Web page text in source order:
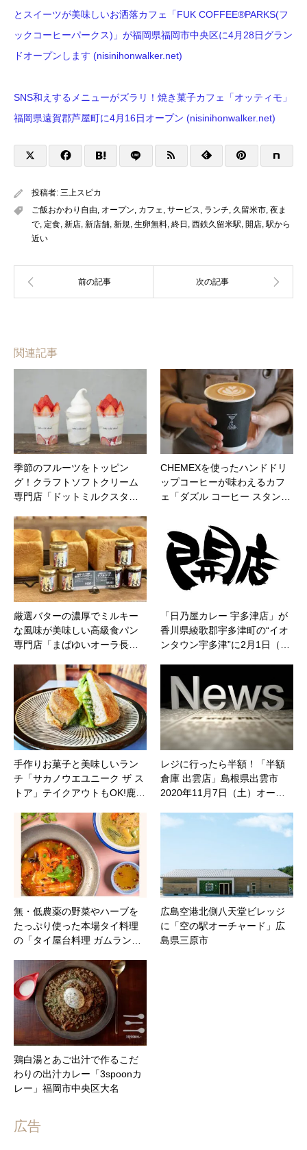
とスイーツが美味しいお洒落カフェ「FUK COFFEE®︎PARKS(フ
ックコーヒーパークス)」が福岡県福岡市中央区に4月28日グラン
ドオープンします (nisinihonwalker.net)
SNS和えするメニューがズラリ！焼き菓子カフェ「オッティモ」
福岡県遠賀郡芦屋町に4月16日オープン (nisinihonwalker.net)
投稿者: 三上スピカ
ご飯おかわり自由 オープン カフェ サービス ランチ 久留米市 夜ま
で 定食 新店 新店舗 新規 生卵無料 終日 西鉄久留米駅 開店 駅から
近い
関連記事
季節のフルーツをトッピン
グ！クラフトソフトクリーム
専門店「ドットミルクスタ…
CHEMEXを使ったハンドドリ
ップコーヒーが味わえるカフ
ェ「ダズル コーヒー スタン…
厳選バターの濃厚でミルキー
な風味が美味しい高級食パン
専門店「まばゆいオーラ長…
「日乃屋カレー 宇多津店」が
香川県綾歌郡宇多津町の“イオ
ンタウン宇多津”に2月1日（…
手作りお菓子と美味しいラン
チ「サカノウエユニーク ザ ス
トア」テイクアウトもOK!鹿…
レジに行ったら半額！「半額
倉庫 出雲店」島根県出雲市
2020年11月7日（土）オー…
無・低農薬の野菜やハーブを
たっぷり使った本場タイ料理
の「タイ屋台料理 ガムラン…
広島空港北側八天堂ビレッジ
に「空の駅オーチャード」広
島県三原市
鶏白湯とあご出汁で作るこだ
わりの出汁カレー「3spoonカ
レー」福岡市中央区大名
広告